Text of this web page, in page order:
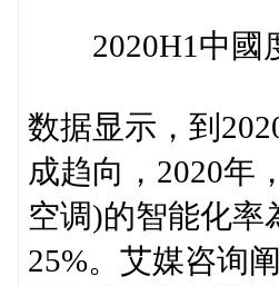
2020H1中國
数据显示，到
成趋向，2020年
空调)的智能化率
25%。艾媒咨询